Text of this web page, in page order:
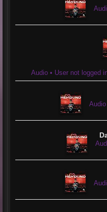
Audio • User not logged
Audio